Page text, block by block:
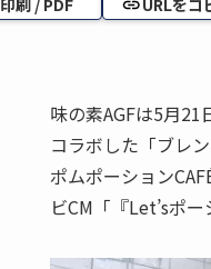
印刷 / PDF URLをコ
味の素AGFは5月
コラボした「ブレ
ポムポーション
ビCM「『Let’sポ